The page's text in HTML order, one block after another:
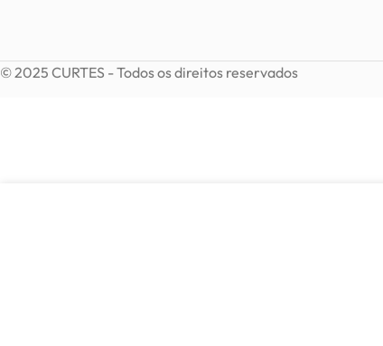
© 2025 CURTES - Todos os direitos reservados